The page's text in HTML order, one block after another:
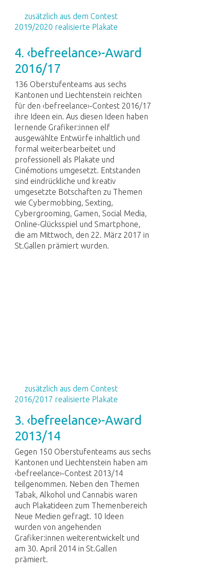
zusätzlich aus dem Contest
2019/2020 realisierte Plakate
4. ‹befreelance›-Award
2016/17
136 Oberstufenteams aus sechs
Kantonen und Liechtenstein reichten
für den ‹befreelance›-Contest 2016/17
ihre Ideen ein. Aus diesen Ideen haben
lernende Grafiker:innen elf
ausgewählte Entwürfe inhaltlich und
formal weiterbearbeitet und
professionell als Plakate und
Cinémotions umgesetzt. Entstanden
sind eindrückliche und kreativ
umgesetzte Botschaften zu Themen
wie Cybermobbing, Sexting,
Cybergrooming, Gamen, Social Media,
Online-Glücksspiel und Smartphone,
die am Mittwoch, den 22. März 2017 in
St.Gallen prämiert wurden.
zusätzlich aus dem Contest
2016/2017 realisierte Plakate
3. ‹befreelance›-Award
2013/14
Gegen 150 Oberstufenteams aus sechs
Kantonen und Liechtenstein haben am
‹befreelance›-Contest 2013/14
teilgenommen. Neben den Themen
Tabak, Alkohol und Cannabis waren
auch Plakatideen zum Themenbereich
Neue Medien gefragt. 10 Ideen
wurden von angehenden
Grafiker:innen weiterentwickelt und
am 30. April 2014 in St.Gallen
prämiert.